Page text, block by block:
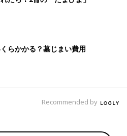
する一般社団法人グローハッピーの
さんに、小春さんを迎えたときのこ
んの成長、グローハッピーの活動に
ウィメンズパーク』（2022年1月
す。
」で過去に公開されたもので
情報であり、現在と異なる場合が
らかかる？墓じまい費用
Recommended by